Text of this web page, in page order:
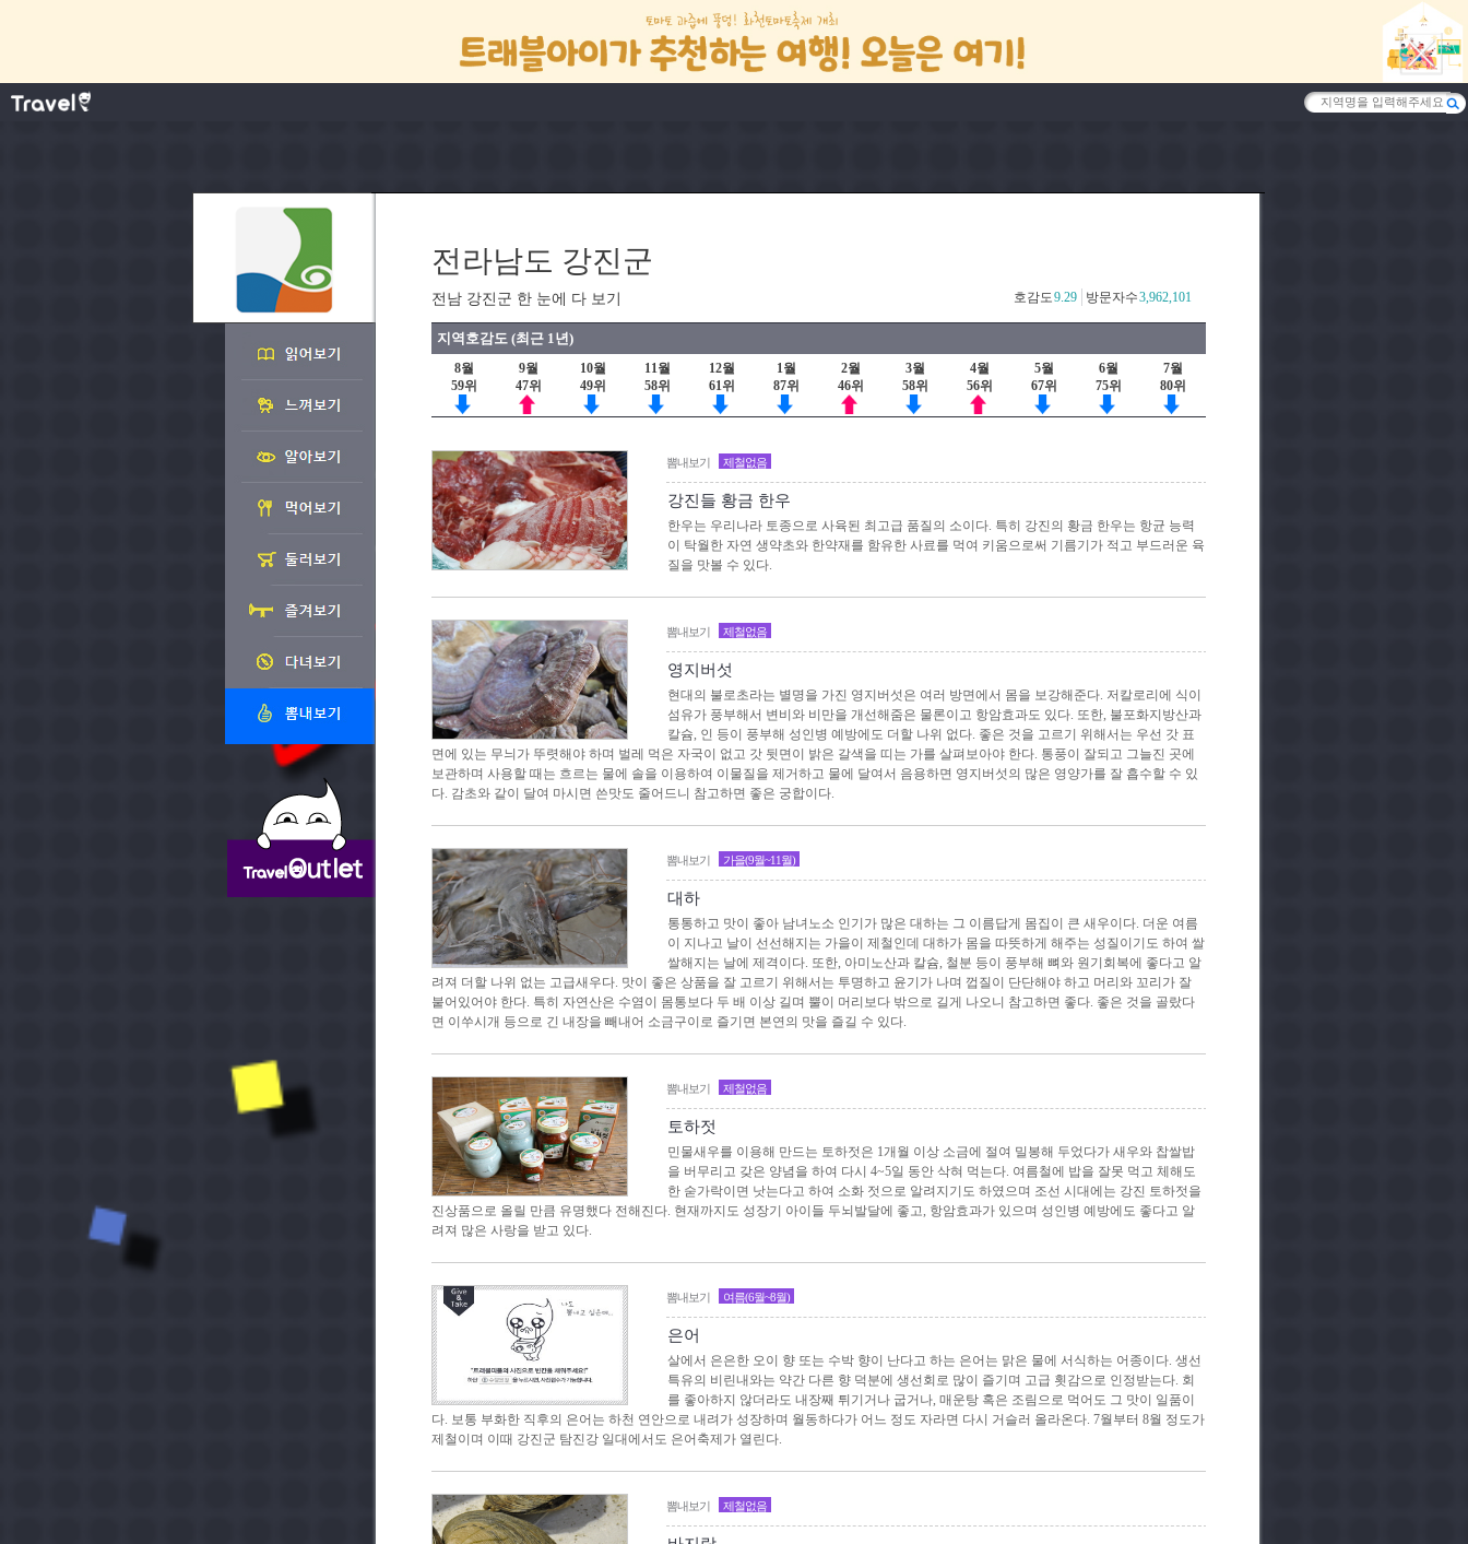
전라남도 강진군
전남 강진군 한 눈에 다 보기 방문자수3,962,101
호감도9.29
지역호감도 (최근 1년)
8월
59위
9월
47위
10월
49위
11월
58위
12월
61위
1월
87위
2월
46위
3월
58위
4월
56위
5월
67위
6월
75위
7월
80위
뽐내보기 제철없음
강진들 황금 한우
한우는 우리나라 토종으로 사육된 최고급 품질의 소이다. 특히 강진의 황금 한우는 항균 능력
이 탁월한 자연 생약초와 한약재를 함유한 사료를 먹여 키움으로써 기름기가 적고 부드러운 육
질을 맛볼 수 있다.
뽐내보기 제철없음
영지버섯
현대의 불로초라는 별명을 가진 영지버섯은 여러 방면에서 몸을 보강해준다. 저칼로리에 식이
섬유가 풍부해서 변비와 비만을 개선해줌은 물론이고 항암효과도 있다. 또한, 불포화지방산과
칼슘, 인 등이 풍부해 성인병 예방에도 더할 나위 없다. 좋은 것을 고르기 위해서는 우선 갓 표
면에 있는 무늬가 뚜렷해야 하며 벌레 먹은 자국이 없고 갓 뒷면이 밝은 갈색을 띠는 가를 살펴보아야 한다. 통풍이 잘되고 그늘진 곳에
보관하며 사용할 때는 흐르는 물에 솔을 이용하여 이물질을 제거하고 물에 달여서 음용하면 영지버섯의 많은 영양가를 잘 흡수할 수 있
다. 감초와 같이 달여 마시면 쓴맛도 줄어드니 참고하면 좋은 궁합이다.
뽐내보기 가을(9월~11월)
대하
통통하고 맛이 좋아 남녀노소 인기가 많은 대하는 그 이름답게 몸집이 큰 새우이다. 더운 여름
이 지나고 날이 선선해지는 가을이 제철인데 대하가 몸을 따뜻하게 해주는 성질이기도 하여 쌀
쌀해지는 날에 제격이다. 또한, 아미노산과 칼슘, 철분 등이 풍부해 뼈와 원기회복에 좋다고 알
려져 더할 나위 없는 고급새우다. 맛이 좋은 상품을 잘 고르기 위해서는 투명하고 윤기가 나며 껍질이 단단해야 하고 머리와 꼬리가 잘
붙어있어야 한다. 특히 자연산은 수염이 몸통보다 두 배 이상 길며 뿔이 머리보다 밖으로 길게 나오니 참고하면 좋다. 좋은 것을 골랐다
면 이쑤시개 등으로 긴 내장을 빼내어 소금구이로 즐기면 본연의 맛을 즐길 수 있다.
뽐내보기 제철없음
토하젓
민물새우를 이용해 만드는 토하젓은 1개월 이상 소금에 절여 밀봉해 두었다가 새우와 찹쌀밥
을 버무리고 갖은 양념을 하여 다시 4~5일 동안 삭혀 먹는다. 여름철에 밥을 잘못 먹고 체해도
한 숟가락이면 낫는다고 하여 소화 젓으로 알려지기도 하였으며 조선 시대에는 강진 토하젓을
진상품으로 올릴 만큼 유명했다 전해진다. 현재까지도 성장기 아이들 두뇌발달에 좋고, 항암효과가 있으며 성인병 예방에도 좋다고 알
려져 많은 사랑을 받고 있다.
뽐내보기 여름(6월~8월)
은어
살에서 은은한 오이 향 또는 수박 향이 난다고 하는 은어는 맑은 물에 서식하는 어종이다. 생선
특유의 비린내와는 약간 다른 향 덕분에 생선회로 많이 즐기며 고급 횟감으로 인정받는다. 회
를 좋아하지 않더라도 내장째 튀기거나 굽거나, 매운탕 혹은 조림으로 먹어도 그 맛이 일품이
다. 보통 부화한 직후의 은어는 하천 연안으로 내려가 성장하며 월동하다가 어느 정도 자라면 다시 거슬러 올라온다. 7월부터 8월 정도가
제철이며 이때 강진군 탐진강 일대에서도 은어축제가 열린다.
뽐내보기 제철없음